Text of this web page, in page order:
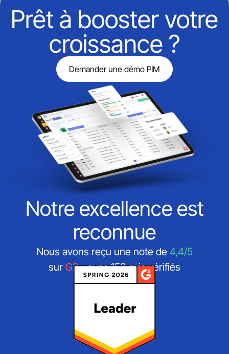
Prêt à booster votre
croissance ?
Demander une démo PIM
Notre excellence est
reconnue
Nous avons reçu une note de 4,4/5
sur G2- avec 152 avis vérifiés